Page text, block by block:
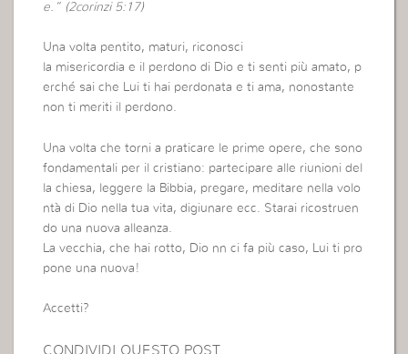
e.” (2corinzi 5:17)
Una volta pentito, maturi, riconosci
la misericordia e il perdono di Dio e ti senti più amato, p
erché sai che Lui ti hai perdonata e ti ama, nonostante
non ti meriti il perdono.
Una volta che torni a praticare le prime opere, che sono
fondamentali per il cristiano: partecipare alle riunioni del
la chiesa, leggere la Bibbia, pregare, meditare nella volo
ntà di Dio nella tua vita, digiunare ecc. Starai ricostruen
do una nuova alleanza.
La vecchia, che hai rotto, Dio nn ci fa più caso, Lui ti pro
pone una nuova!
Accetti?
CONDIVIDI QUESTO POST